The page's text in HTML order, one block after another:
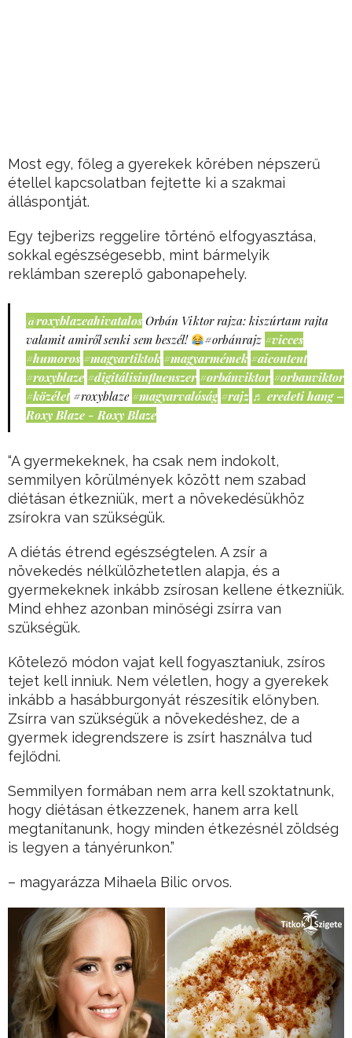
Most egy, főleg a gyerekek körében népszerű
étellel kapcsolatban fejtette ki a szakmai
álláspontját.
Egy tejberizs reggelire történő elfogyasztása,
sokkal egészségesebb, mint bármelyik
reklámban szereplő gabonapehely.
@roxyblazeahivatalos Orbán Viktor rajza: kiszúrtam rajta
valamit amiről senki sem beszél!
#orbánrajz #vicces
#humoros #magyartiktok #magyarmémek #aicontent
#roxyblaze #digitálisinfluenszer #orbánviktor #orbanviktor
#közélet #roxyblaze #magyarvalóság #rajz ♬ eredeti hang –
Roxy Blaze - Roxy Blaze
“A gyermekeknek, ha csak nem indokolt,
semmilyen körülmények között nem szabad
diétásan étkezniük, mert a növekedésükhöz
zsírokra van szükségük.
A diétás étrend egészségtelen. A zsír a
növekedés nélkülözhetetlen alapja, és a
gyermekeknek inkább zsírosan kellene étkezniük.
Mind ehhez azonban minőségi zsírra van
szükségük.
Kötelező módon vajat kell fogyasztaniuk, zsíros
tejet kell inniuk. Nem véletlen, hogy a gyerekek
inkább a hasábburgonyát részesítik előnyben.
Zsírra van szükségük a növekedéshez, de a
gyermek idegrendszere is zsírt használva tud
fejlődni.
Semmilyen formában nem arra kell szoktatnunk,
hogy diétásan étkezzenek, hanem arra kell
megtanítanunk, hogy minden étkezésnél zöldség
is legyen a tányérunkon.”
– magyarázza Mihaela Bilic orvos.